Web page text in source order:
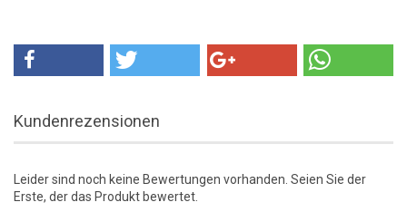
Kundenrezensionen
Leider sind noch keine Bewertungen vorhanden. Seien Sie der
Erste, der das Produkt bewertet.